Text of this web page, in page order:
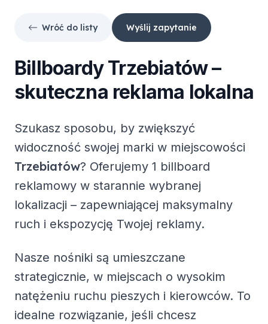
Wróć do listy Wyślij zapytanie
BillboardyTrzebiatów–
skuteczna reklama lokalna
Szukasz sposobu, by zwiększyć
widoczność swojej marki w miejscowości
Trzebiatów? Oferujemy 1 billboard
reklamowy w starannie wybranej
lokalizacji – zapewniającej maksymalny
ruch i ekspozycję Twojej reklamy.
Nasze nośniki są umieszczane
strategicznie, w miejscach o wysokim
natężeniu ruchu pieszych i kierowców. To
idealne rozwiązanie, jeśli chcesz